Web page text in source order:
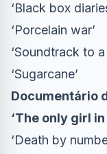
‘Black box
‘Porcelain war’
‘Soundtrack to a
‘Sugarcane’
Documentário
‘The only girl
‘Death by